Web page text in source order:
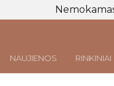
NAUJIENOS RINKINIAI